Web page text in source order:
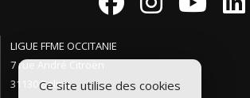
LIGUE FFME OCCITANIE
7 rue André Citroën
31130 BalmaCe site utilise des cookies